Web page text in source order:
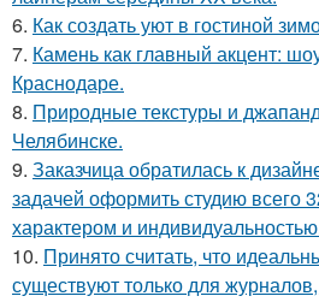
6. Как создать уют в гостиной
7. Камень как главный акцент:
Краснодаре.
8. Природные текстуры и
Челябинске.
9. Заказчица обратилась к
задачей оформить студию всего
характером и
10. Принято считать, что
существуют только для